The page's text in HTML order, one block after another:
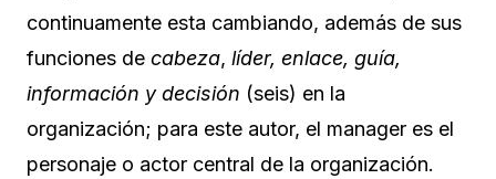
continuamente esta cambiando, además de sus
funciones de cabeza, líder, enlace, guía,
información y decisión (seis) en la
organización; para este autor, el manager es el
personaje o actor central de la organización.